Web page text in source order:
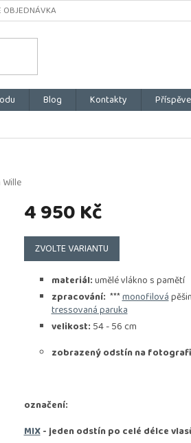
OBJEDNÁVKA
Blog Kontakty
4 950 Kč
Měrná
cena:
ZVOLTE VARIANTU
materiál:umělé vlákno s pamětí
zpracování: ***monofilová
tressovaná paruka
velikost: 54 - 56 cm
zobrazený odstín na
označení:
MIX - jeden odstín po celé délce